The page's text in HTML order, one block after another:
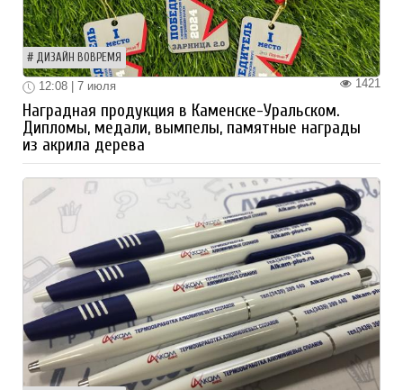
ДИЗАЙН ВОВРЕМЯ
1421
12:08 | 7 июля
Наградная продукция в Каменске-Уральском.
Дипломы, медали, вымпелы, памятные награды
из акрила дерева